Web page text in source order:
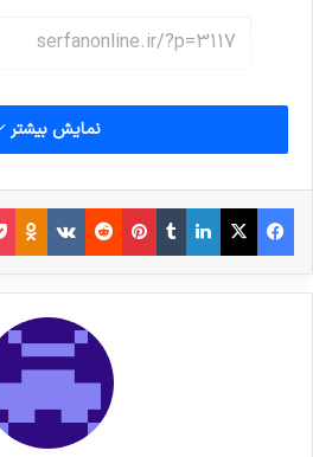
نمایش بیشتر
فیس بوک X لینکدین
‫تامبلر‫پین‌ترست
‫رددیت